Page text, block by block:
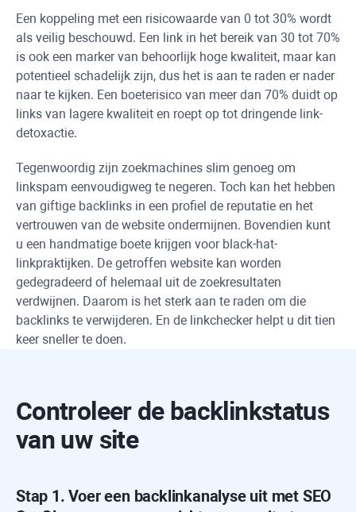
Een koppeling met een risicowaarde van 0 tot 30% wordt
als veilig beschouwd. Een link in het bereik van 30 tot 70%
is ook een marker van behoorlijk hoge kwaliteit, maar kan
potentieel schadelijk zijn, dus het is aan te raden er nader
naar te kijken. Een boeterisico van meer dan 70% duidt op
links van lagere kwaliteit en roept op tot dringende link-
detoxactie.
Tegenwoordig zijn zoekmachines slim genoeg om
linkspam eenvoudigweg te negeren. Toch kan het hebben
van giftige backlinks in een profiel de reputatie en het
vertrouwen van de website ondermijnen. Bovendien kunt
u een handmatige boete krijgen voor black-hat-
linkpraktijken. De getroffen website kan worden
gedegradeerd of helemaal uit de zoekresultaten
verdwijnen. Daarom is het sterk aan te raden om die
backlinks te verwijderen. En de linkchecker helpt u dit tien
keer sneller te doen.
Controleer de backlinkstatus
van uw site
Stap 1. Voer een backlinkanalyse uit met SEO